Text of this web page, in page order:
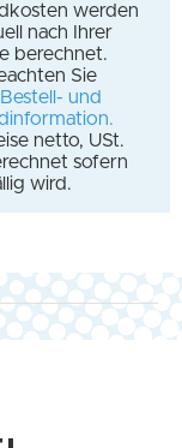
werden
nach Ihrer
berechnet.
Sie
Bestell- und
netto, USt.
sofern
wird.